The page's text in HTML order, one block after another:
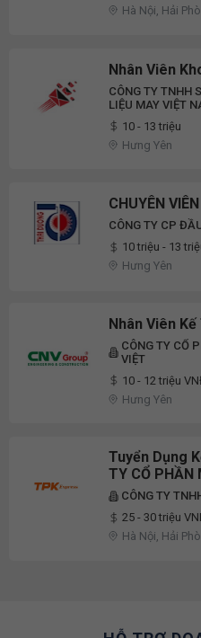
Hà Nội, Hải
Nhân Viên
CÔNG TY TNHH
LIỆU MAY VIỆT
10 - 13 triệu
Hưng Yên
CHUYÊN
CÔNG TY CP
10 triệu - 13
Hưng Yên
Nhân Viên
CÔNG TY CỔ
VIỆT
10 - 12 triệu
Hưng Yên
Tuyển Dụng
TY CỔ PHẦN
CÔNG TY
25 - 30 triệu
Hà Nội, Hải